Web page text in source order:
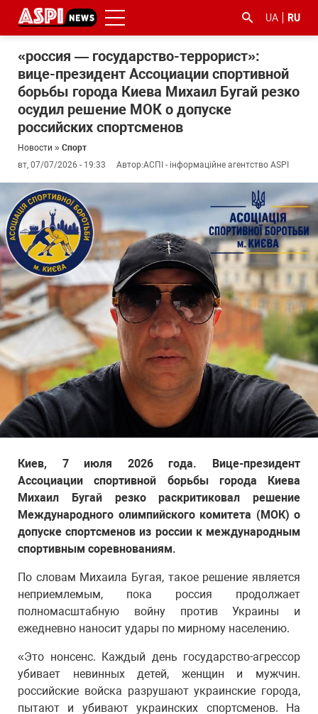
UA RU
«россия — государство-террорист»:
вице-президент Ассоциации спортивной
борьбы города Киева Михаил Бугай резко
осудил решение МОК о допуске
российских спортсменов
Новости » Спорт
вт, 07/07/2026 - 19:33
Автор:АСПІ - інформаційне агентство ASPI
Киев, 7 июля 2026 года. Вице-президент
Ассоциации спортивной борьбы города Киева
Михаил Бугай резко раскритиковал решение
Международного олимпийского комитета (МОК) о
допуске спортсменов из россии к международным
спортивным соревнованиям.
По словам Михаила Бугая, такое решение является
неприемлемым, пока россия продолжает
полномасштабную войну против Украины и
ежедневно наносит удары по мирному населению.
«Это нонсенс. Каждый день государство-агрессор
убивает невинных детей, женщин и мужчин.
российские войска разрушают украинские города,
пытают и убивают украинских спортсменов. На
#ООС
#боротьба
корупцією
#гфс #Киев #коронавірус